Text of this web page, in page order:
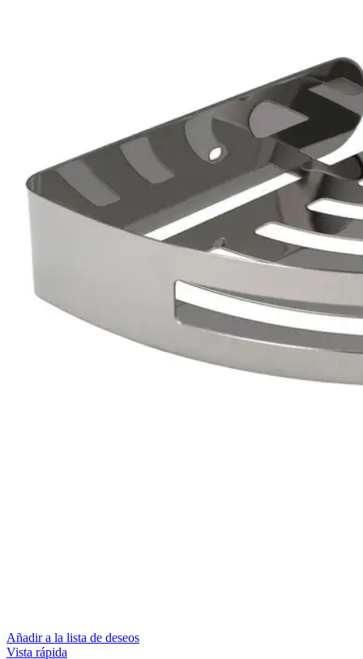
Añadir a la lista de deseos
Vista rápida